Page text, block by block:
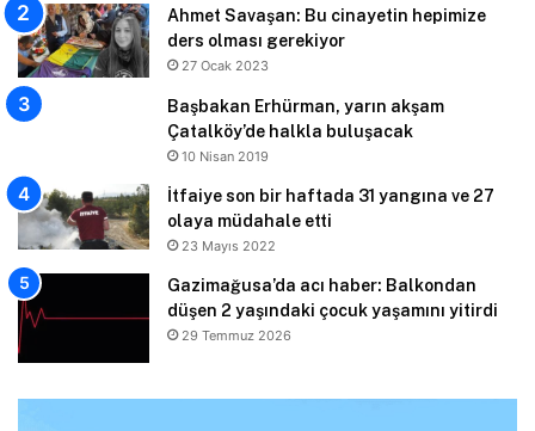
Ahmet Savaşan: Bu cinayetin hepimize
ders olması gerekiyor
27 Ocak 2023
Başbakan Erhürman, yarın akşam
Çatalköy’de halkla buluşacak
10 Nisan 2019
İtfaiye son bir haftada 31 yangına ve 27
olaya müdahale etti
23 Mayıs 2022
Gazimağusa’da acı haber: Balkondan
düşen 2 yaşındaki çocuk yaşamını yitirdi
29 Temmuz 2026